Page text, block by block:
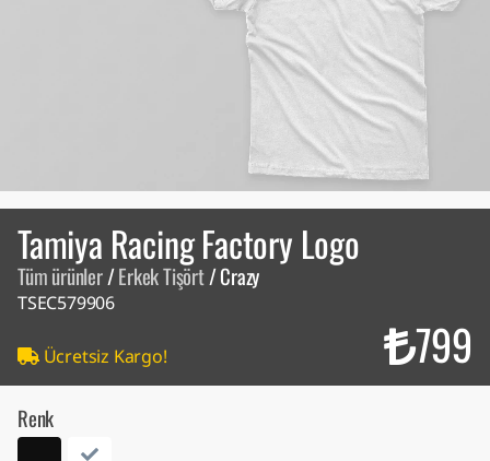
Tamiya Racing Factory Logo
Tüm ürünler/Erkek Tişört/Crazy
TSEC579906
799
Ücretsiz Kargo!
Renk